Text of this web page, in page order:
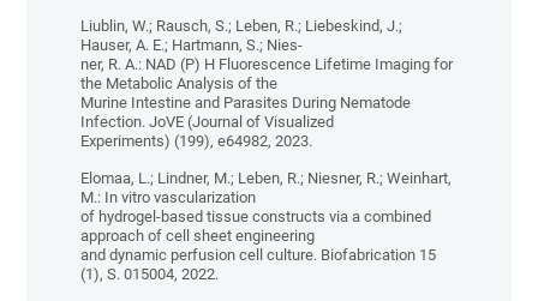
Liublin, W.; Rausch, S.; Leben, R.; Liebeskind, J.;
Hauser, A. E.; Hartmann, S.; Nies-
ner, R. A.: NAD (P) H Fluorescence Lifetime Imaging for
the Metabolic Analysis of the
Murine Intestine and Parasites During Nematode
Infection. JoVE (Journal of Visualized
Experiments) (199), e64982, 2023.
Elomaa, L.; Lindner, M.; Leben, R.; Niesner, R.; Weinhart,
M.: In vitro vascularization
of hydrogel-based tissue constructs via a combined
approach of cell sheet engineering
and dynamic perfusion cell culture. Biofabrication 15
(1), S. 015004, 2022.